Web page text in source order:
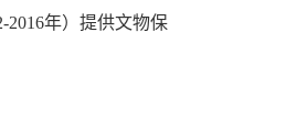
2016年）提供文物保